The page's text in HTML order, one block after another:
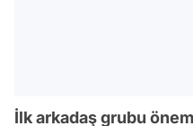
İlk arkadaş grubu